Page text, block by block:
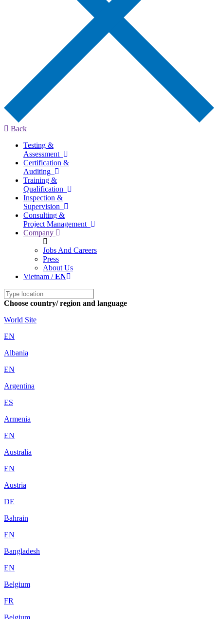
Back
Testing &
Assessment
Certification &
Auditing
Training &
Qualification
Inspection &
Supervision
Consulting &
Project Management
Company
Jobs And Careers
Press
About Us
Vietnam /EN
Choose country/ region and language
World Site
EN
Albania
EN
Argentina
ES
Armenia
EN
Australia
EN
Austria
DE
Bahrain
EN
Bangladesh
EN
Belgium
FR
Belgium